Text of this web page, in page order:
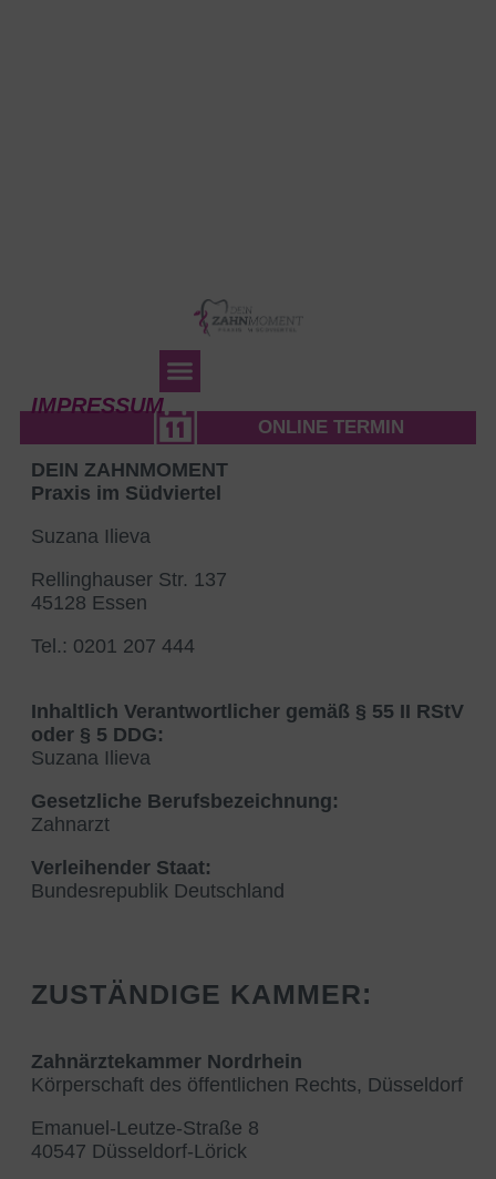
ONLINE TERMIN
IMPRESSUM
DEIN ZAHNMOMENT
Praxis im Südviertel
Suzana Ilieva
Rellinghauser Str. 137
45128 Essen
Tel.: 0201 207 444
Inhaltlich Verantwortlicher gemäß § 55 II RStV
oder § 5 DDG:
Suzana Ilieva
Gesetzliche Berufsbezeichnung:
Zahnarzt
Verleihender Staat:
Bundesrepublik Deutschland
ZUSTÄNDIGE KAMMER:
Zahnärztekammer Nordrhein
Körperschaft des öffentlichen Rechts, Düsseldorf
Emanuel-Leutze-Straße 8
40547 Düsseldorf-Lörick